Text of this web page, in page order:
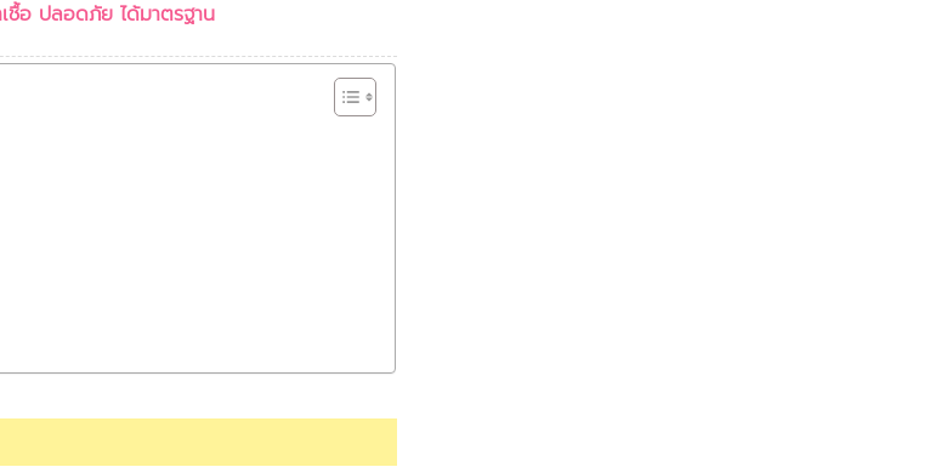
ชื้อ ปลอดภัย ได้มาตรฐาน